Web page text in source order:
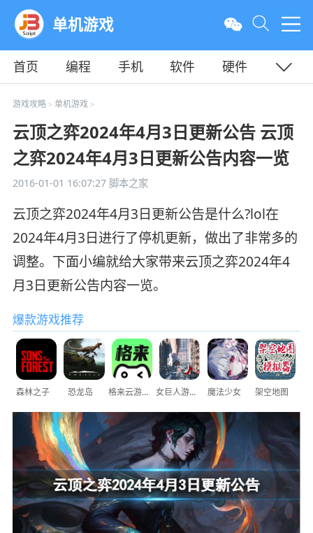
单机游戏
首页 编程 手机 软件
硬件
教程
平面
游戏攻略> 单机游戏>
云顶之弈2024年4月3日更新公告 云顶
之弈2024年4月3日更新公告内容一览
2016-01-01 16:07:27脚本之家
云顶之弈2024年4月3日更新公告是什么?lol在
2024年4月3日进行了停机更新，做出了非常多的
调整。下面小编就给大家带来云顶之弈2024年4
月3日更新公告内容一览。
爆款游戏推荐
森林之子 恐龙岛 格来云游戏 女巨人游乐场 魔法少女 架空地图